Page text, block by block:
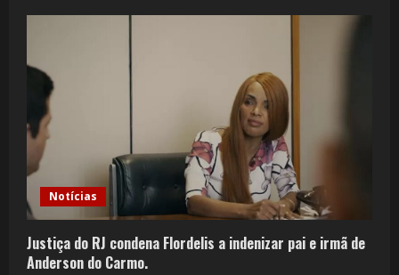
Notícias
Justiça do RJ condena Flordelis a indenizar pai e irmã de
Anderson do Carmo.